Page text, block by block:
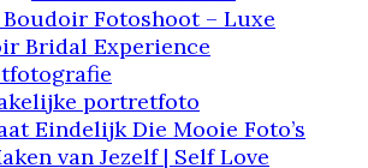
Fotoshoot – Luxe
Bridal Experience
portretfoto
Eindelijk Die Mooie Foto’s
van Jezelf | Self Love